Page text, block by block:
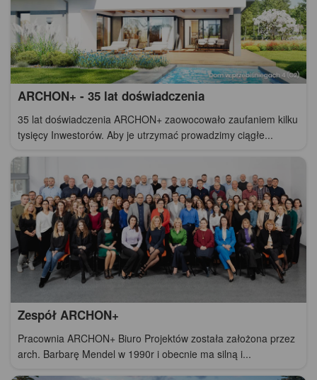
ARCHON+ - 35 lat doświadczenia
35 lat doświadczenia ARCHON+ zaowocowało zaufaniem kilku
tysięcy Inwestorów. Aby je utrzymać prowadzimy ciągłe...
Zespół ARCHON+
Pracownia ARCHON+ Biuro Projektów została założona przez
arch. Barbarę Mendel w 1990r i obecnie ma silną i...